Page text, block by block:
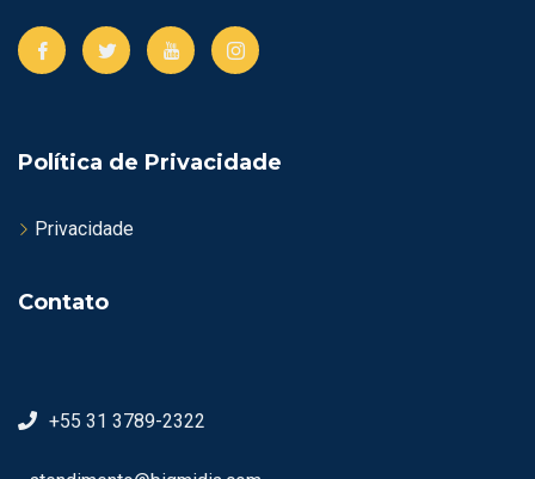
Política de Privacidade
Privacidade
Contato
+55 31 3789-2322